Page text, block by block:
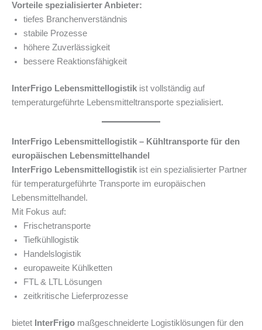
Vorteile spezialisierter Anbieter:
tiefes Branchenverständnis
stabile Prozesse
höhere Zuverlässigkeit
bessere Reaktionsfähigkeit
InterFrigo Lebensmittellogistik ist vollständig auf
temperaturgeführte Lebensmitteltransporte spezialisiert.
InterFrigo Lebensmittellogistik – Kühltransporte für den
europäischen Lebensmittelhandel
InterFrigo Lebensmittellogistik ist ein spezialisierter Partner
für temperaturgeführte Transporte im europäischen
Lebensmittelhandel.
Mit Fokus auf:
Frischetransporte
Tiefkühllogistik
Handelslogistik
europaweite Kühlketten
FTL & LTL Lösungen
zeitkritische Lieferprozesse
bietet InterFrigo maßgeschneiderte Logistiklösungen für den